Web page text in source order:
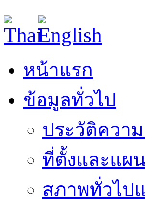
หน้าแรก
ข้อมูลทั่วไป
ประวัติควา
ที่ตั้งและแผ
สภาพทั่วไป